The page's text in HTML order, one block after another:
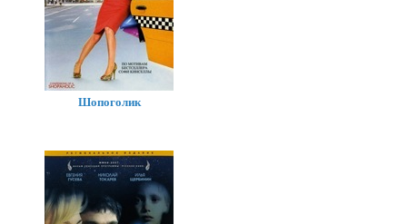
Шопоголик